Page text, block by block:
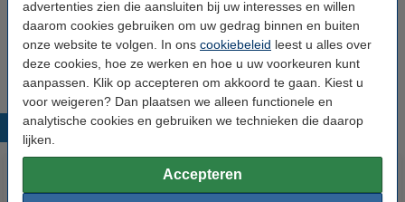
advertenties zien die aansluiten bij uw interesses en willen
daarom cookies gebruiken om uw gedrag binnen en buiten
onze website te volgen. In ons cookiebeleid leest u alles over
deze cookies, hoe ze werken en hoe u uw voorkeuren kunt
aanpassen. Klik op accepteren om akkoord te gaan. Kiest u
voor weigeren? Dan plaatsen we alleen functionele en
analytische cookies en gebruiken we technieken die daarop
lijken.
Accepteren
Ons Artikelnr: DFE20030
Populaire producten